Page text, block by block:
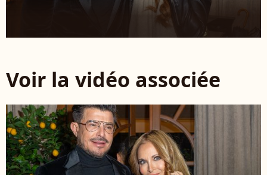
Voir la vidéo associée